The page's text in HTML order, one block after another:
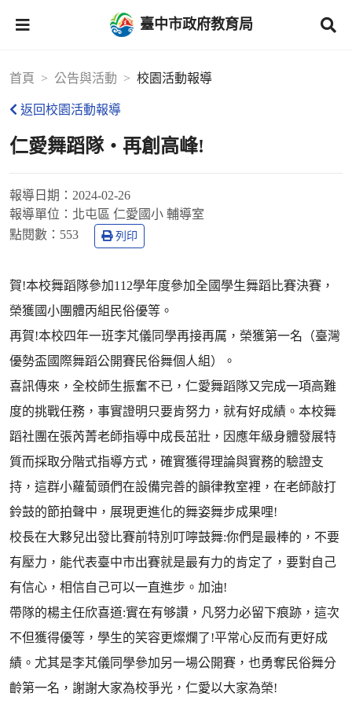
臺中市政府教育局
首頁 公告與活動 校園活動報導
返回校園活動報導
仁愛舞蹈隊‧再創高峰!
報導日期： 2024-02-26
報導單位： 北屯區 仁愛國小 輔導室
點閱數： 553 列印
賀!本校舞蹈隊參加112學年度參加全國學生舞蹈比賽決賽，
榮獲國小團體丙組民俗優等。
再賀!本校四年一班李芃儀同學再接再厲，榮獲第一名（臺灣
優勢盃國際舞蹈公開賽民俗舞個人組）。
喜訊傳來，全校師生振奮不已，仁愛舞蹈隊又完成一項高難
度的挑戰任務，事實證明只要肯努力，就有好成績。本校舞
蹈社團在張芮菁老師指導中成長茁壯，因應年級身體發展特
質而採取分階式指導方式，確實獲得理論與實務的驗證支
持，這群小蘿蔔頭們在設備完善的韻律教室裡，在老師敲打
鈴鼓的節拍聲中，展現更進化的舞姿舞步成果哩!
校長在大夥兒出發比賽前特別叮嚀鼓舞:你們是最棒的，不要
有壓力，能代表臺中市出賽就是最有力的肯定了，要對自己
有信心，相信自己可以一直進步。加油!
帶隊的楊主任欣喜道:實在有够讚，凡努力必留下痕跡，這次
不但獲得優等，學生的笑容更燦爛了!平常心反而有更好成
績。尤其是李芃儀同學參加另一場公開賽，也勇奪民俗舞分
齡第一名，謝謝大家為校爭光，仁愛以大家為榮!